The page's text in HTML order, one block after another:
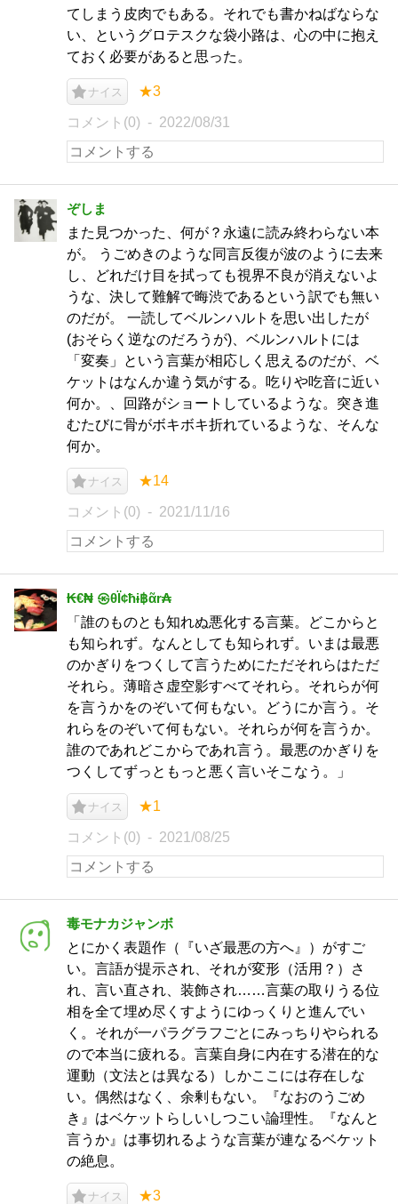
てしまう皮肉でもある。それでも書かねばならな
い、というグロテスクな袋小路は、心の中に抱え
ておく必要があると思った。
ナイス ★3
コメント(0) 2022/08/31
ぞしま
また見つかった、何が？永遠に読み終わらない本
が。 うごめきのような同言反復が波のように去来
し、どれだけ目を拭っても視界不良が消えないよ
うな、決して難解で晦渋であるという訳でも無い
のだが。 一読してベルンハルトを思い出したが
(おそらく逆なのだろうが)、ベルンハルトには
「変奏」という言葉が相応しく思えるのだが、ベ
ケットはなんか違う気がする。吃りや吃音に近い
何か。、回路がショートしているような。突き進
むたびに骨がボキボキ折れているような、そんな
何か。
ナイス ★14
コメント(0) 2021/11/16
₭€₦ ㉿θЇ¢ħɨ฿ᾶr₳
「誰のものとも知れぬ悪化する言葉。どこからと
も知られず。なんとしても知られず。いまは最悪
のかぎりをつくして言うためにただそれらはただ
それら。薄暗さ虚空影すべてそれら。それらが何
を言うかをのぞいて何もない。どうにか言う。そ
れらをのぞいて何もない。それらが何を言うか。
誰のであれどこからであれ言う。最悪のかぎりを
つくしてずっともっと悪く言いそこなう。」
ナイス ★1
コメント(0) 2021/08/25
毒モナカジャンボ
とにかく表題作（『いざ最悪の方へ』）がすご
い。言語が提示され、それが変形（活用？）さ
れ、言い直され、装飾され……言葉の取りうる位
相を全て埋め尽くすようにゆっくりと進んでい
く。それが一パラグラフごとにみっちりやられる
ので本当に疲れる。言葉自身に内在する潜在的な
運動（文法とは異なる）しかここには存在しな
い。偶然はなく、余剰もない。『なおのうごめ
き』はベケットらしいしつこい論理性。『なんと
言うか』は事切れるような言葉が連なるベケット
の絶息。
ナイス ★3